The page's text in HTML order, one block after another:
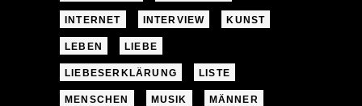
INTERNET INTERVIEW KUNST
LEBEN LIEBE
LIEBESERKLÄRUNG LISTE
MENSCHEN MUSIK MÄNNER